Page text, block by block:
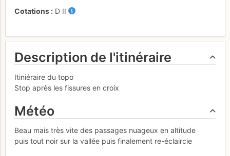
Cotations D II
Description de l'itinéraire
Itiniéraire du topo
Stop après les fissures en croix
Météo
Beau mais très vite des passages nuageux en altitude
puis tout noir sur la vallée puis finalement re-éclaircie